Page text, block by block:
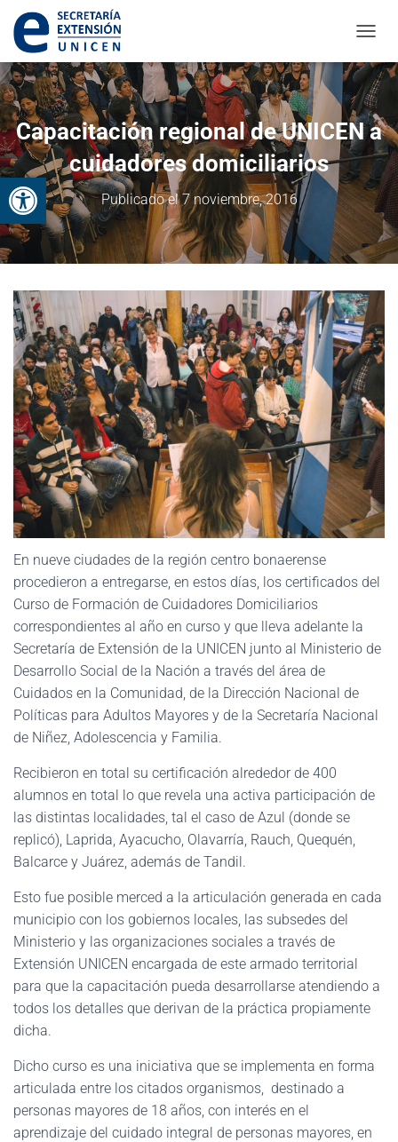
Abrir barra de herramientas
Capacitación regional de UNICEN a
cuidadores domiciliarios
Publicado el7 noviembre, 2016
En nueve ciudades de la región centro bonaerense
procedieron a entregarse, en estos días, los certificados del
Curso de Formación de Cuidadores Domiciliarios
correspondientes al año en curso y que lleva adelante la
Secretaría de Extensión de la UNICEN junto al Ministerio de
Desarrollo Social de la Nación a través del área de
Cuidados en la Comunidad, de la Dirección Nacional de
Políticas para Adultos Mayores y de la Secretaría Nacional
de Niñez, Adolescencia y Familia.
Recibieron en total su certificación alrededor de 400
alumnos en total lo que revela una activa participación de
las distintas localidades, tal el caso de Azul (donde se
replicó), Laprida, Ayacucho, Olavarría, Rauch, Quequén,
Balcarce y Juárez, además de Tandil.
Esto fue posible merced a la articulación generada en cada
municipio con los gobiernos locales, las subsedes del
Ministerio y las organizaciones sociales a través de
Extensión UNICEN encargada de este armado territorial
para que la capacitación pueda desarrollarse atendiendo a
todos los detalles que derivan de la práctica propiamente
dicha.
Dicho curso es una iniciativa que se implementa en forma
articulada entre los citados organismos, destinado a
personas mayores de 18 años, con interés en el
aprendizaje del cuidado integral de personas mayores, en